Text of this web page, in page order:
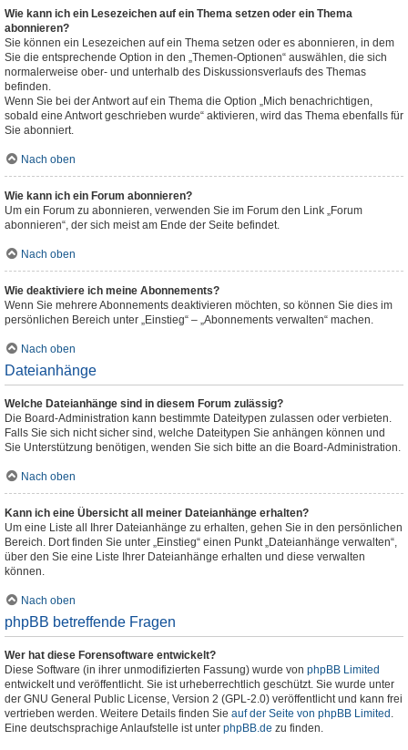
Wie kann ich ein Lesezeichen auf ein Thema setzen oder ein Thema
abonnieren?
Sie können ein Lesezeichen auf ein Thema setzen oder es abonnieren, in dem
Sie die entsprechende Option in den „Themen-Optionen“ auswählen, die sich
normalerweise ober- und unterhalb des Diskussionsverlaufs des Themas
befinden.
Wenn Sie bei der Antwort auf ein Thema die Option „Mich benachrichtigen,
sobald eine Antwort geschrieben wurde“ aktivieren, wird das Thema ebenfalls für
Sie abonniert.
Nach oben
Wie kann ich ein Forum abonnieren?
Um ein Forum zu abonnieren, verwenden Sie im Forum den Link „Forum
abonnieren“, der sich meist am Ende der Seite befindet.
Nach oben
Wie deaktiviere ich meine Abonnements?
Wenn Sie mehrere Abonnements deaktivieren möchten, so können Sie dies im
persönlichen Bereich unter „Einstieg“ – „Abonnements verwalten“ machen.
Nach oben
Dateianhänge
Welche Dateianhänge sind in diesem Forum zulässig?
Die Board-Administration kann bestimmte Dateitypen zulassen oder verbieten.
Falls Sie sich nicht sicher sind, welche Dateitypen Sie anhängen können und
Sie Unterstützung benötigen, wenden Sie sich bitte an die Board-Administration.
Nach oben
Kann ich eine Übersicht all meiner Dateianhänge erhalten?
Um eine Liste all Ihrer Dateianhänge zu erhalten, gehen Sie in den persönlichen
Bereich. Dort finden Sie unter „Einstieg“ einen Punkt „Dateianhänge verwalten“,
über den Sie eine Liste Ihrer Dateianhänge erhalten und diese verwalten
können.
Nach oben
phpBB betreffende Fragen
Wer hat diese Forensoftware entwickelt?
Diese Software (in ihrer unmodifizierten Fassung) wurde von phpBB Limited
entwickelt und veröffentlicht. Sie ist urheberrechtlich geschützt. Sie wurde unter
der GNU General Public License, Version 2 (GPL-2.0) veröffentlicht und kann frei
vertrieben werden. Weitere Details finden Sie auf der Seite von phpBB Limited .
Eine deutschsprachige Anlaufstelle ist unter phpBB.de zu finden.